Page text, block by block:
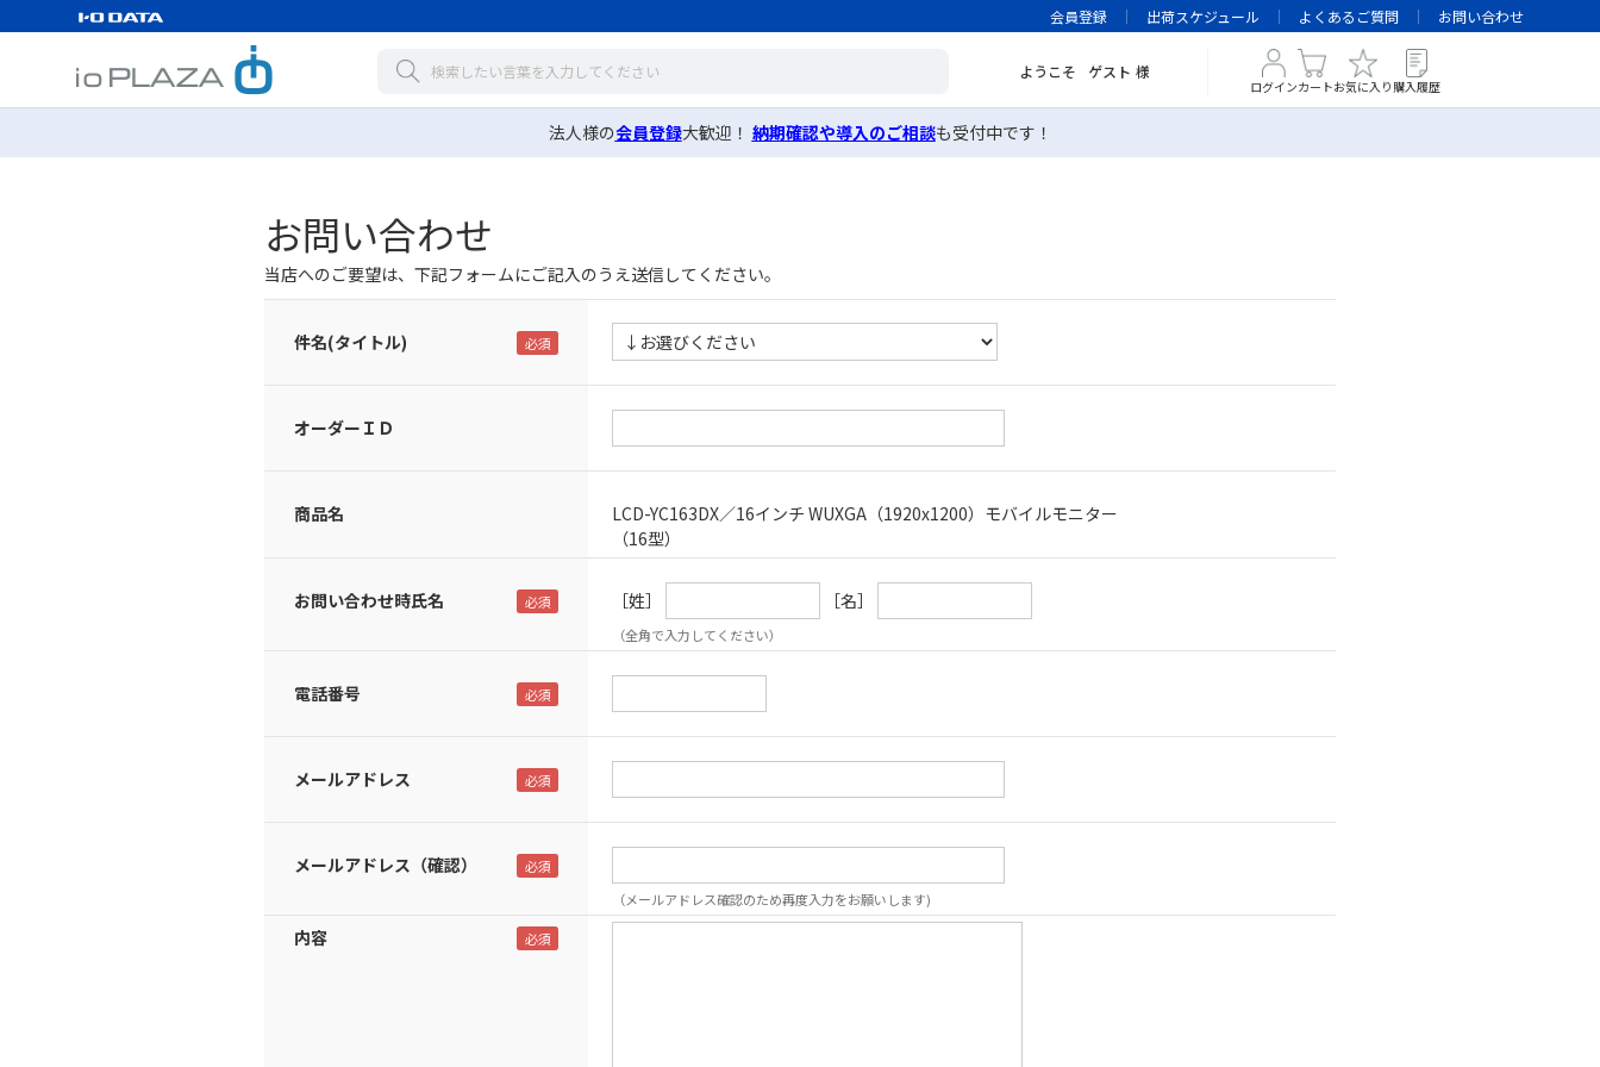
会員登録 出荷スケジュール よくあるご質問 お問い合わせ
ようこそ ゲスト 様
ログインカートお気に入り 購入履歴
法人様の会員登録大歓迎！ 納期確認や導入のご相談も受付中です！
お問い合わせ
当店へのご要望は、下記フォームにご記入のうえ送信してください。
件名(タイトル)
オーダーＩＤ
商品名
LCD-YC163DX／16インチ WUXGA（1920x1200）モバイルモニター
（16型）
お問い合わせ時氏名 ［姓］ ［名］
（全角で入力してください）
電話番号
メールアドレス
メールアドレス（確認）
（メールアドレス確認のため再度入力をお願いします)
内容